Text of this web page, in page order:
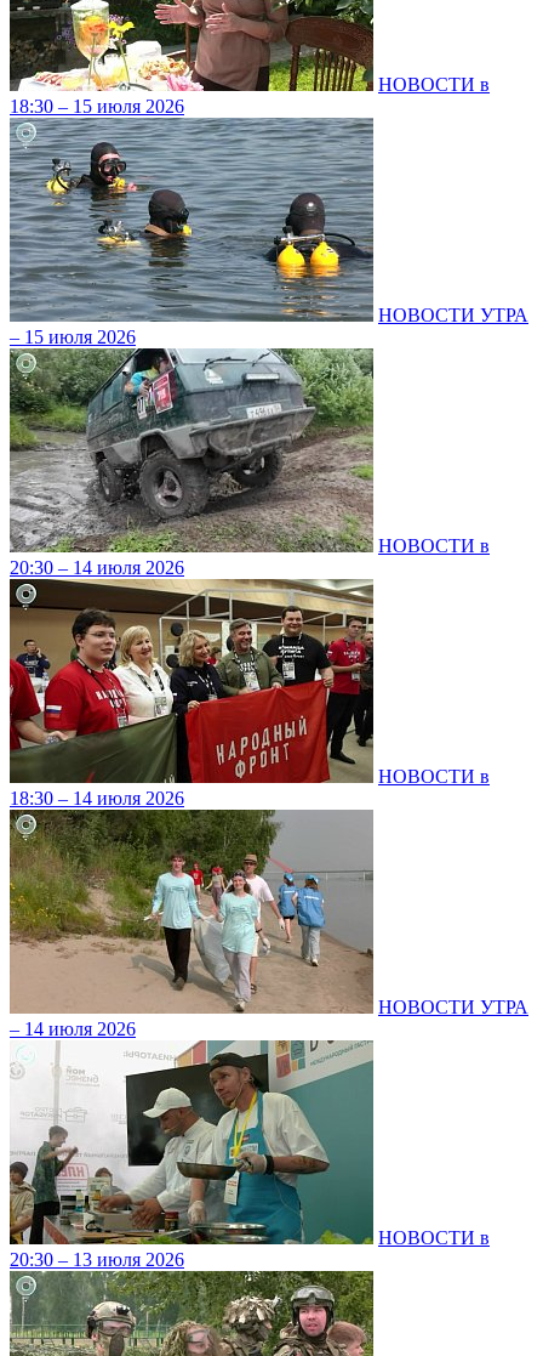
НОВОСТИ в
18:30 – 15 июля 2026
НОВОСТИ УТРА
– 15 июля 2026
НОВОСТИ в
20:30 – 14 июля 2026
НОВОСТИ в
18:30 – 14 июля 2026
НОВОСТИ УТРА
– 14 июля 2026
НОВОСТИ в
20:30 – 13 июля 2026